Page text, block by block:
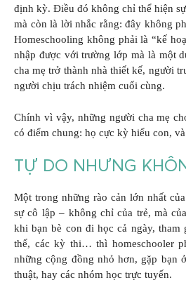
định kỳ. Điều đó không chỉ thể hiện
mà còn là lời nhắc rằng: đây không
Homeschooling không phải là “kế
nhập được với trường lớp mà là một
cha mẹ trở thành nhà thiết kế, người
người chịu trách nhiệm cuối cùng.
Chính vì vậy, những người cha mẹ
có điểm chung: họ cực kỳ hiểu con,
TỰ DO NHƯNG
Một trong những rào cản lớn nhất
sự cô lập – không chỉ của trẻ, mà
khi bạn bè con đi học cả ngày, tham
thể, các kỳ thi… thì homeschooler
những cộng đồng nhỏ hơn, gặp bạn
thuật, hay các nhóm học trực tuyến.